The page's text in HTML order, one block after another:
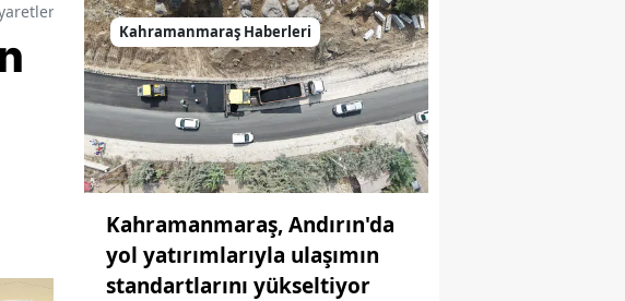
Kahramanmaraş Haberleri
Kahramanmaraş, Andırın'da
yol yatırımlarıyla ulaşımın
standartlarını yükseltiyor